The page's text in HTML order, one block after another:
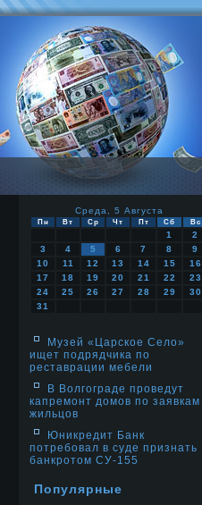
Среда, 5 Августа
Пн Вт Ср Чт Пт Сб Вс
1
2
3
4 5 6 7 8
9
10
11 12 13 14 15
16
17
18 19 20 21 22
23
24
25 26 27 28 29
30
31
Музей «Царское Село»
ищет подрядчика по
реставрации мебели
В Волгограде проведут
капремонт домов по заявкам
жильцов
Юникредит Банк
потребовал в суде признать
банкротом СУ-155
Популярные